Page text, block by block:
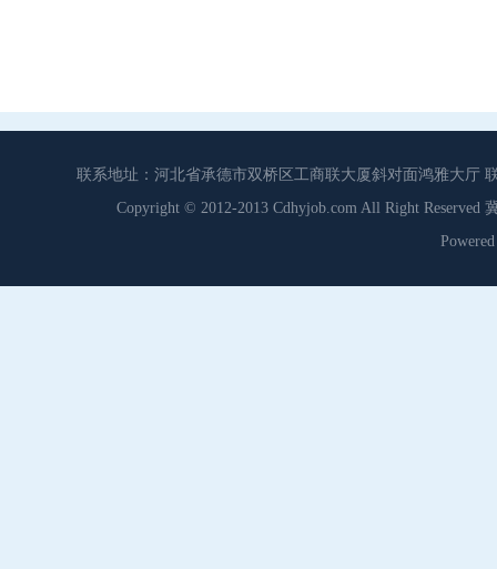
联系地址：河北省承德市双桥区工商联大厦斜对面鸿雅大厅
Copyright © 2012-2013 Cdhyjob.com All Right Reserved